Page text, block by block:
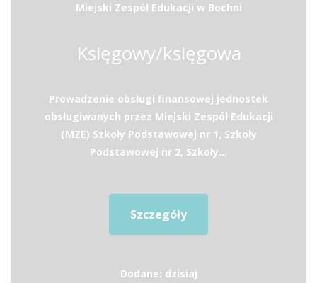
Miejski Zespół Edukacji w Bochni
Księgowy/księgowa
Prowadzenie obsługi finansowej jednostek
obsługiwanych przez Miejski Zespół Edukacji
(MZE) Szkoły Podstawowej nr 1, Szkoły
Podstawowej nr 2, Szkoły...
Szczegóły
Dodane: dzisiaj